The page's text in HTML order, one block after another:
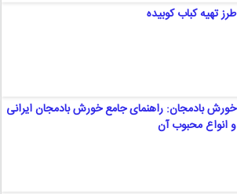
طرز تهیه کباب کوبیده
خورش بادمجان: راهنمای جامع خورش بادمجان ایرانی
و انواع محبوب آن